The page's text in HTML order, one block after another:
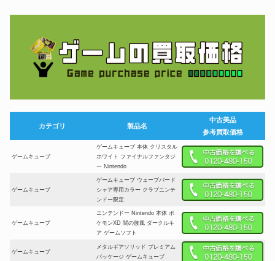
カテゴリ 製品名
中古美品
参考買取価格
ゲームキューブ
ゲームキューブ 本体 クリスタル
ホワイト ファイナルファンタジ
ー Nintendo
ゲームキューブ
ゲームキューブ ウェーブバード
シャア専用カラー クラブニンテ
ンドー限定
ゲームキューブ
ニンテンドー Nintendo 本体 ポ
ケモンXD 闇の族風 ダークルキ
ア ゲームソフト
ゲームキューブ
メタルギアソリッド プレミアム
パッケージ ゲームキューブ